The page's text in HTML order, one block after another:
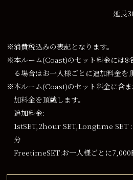
延長
※消費税込みの表記となります。
※本ルーム(Coast)のセット料金には8
る場合はお一人様ごとに追加料金を
※本ルーム(Coast)のセット料金に含
加料金を頂戴します。
追加料金:
1stSET,2hour SET,Longtime SET
分
FreetimeSET:お一人様ごとに7,000